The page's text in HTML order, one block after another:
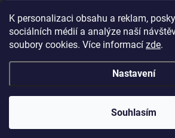
K personalizaci obsahu a reklam,
sociálních médií a analýze naší
soubory cookies. Více informací zde.
Nastavení
Souhlasím
Souhlasím spodmínkami ochrany osobních
Přihlásit se
Copyright 2026StilComp.cz. Všechna práva
cookies